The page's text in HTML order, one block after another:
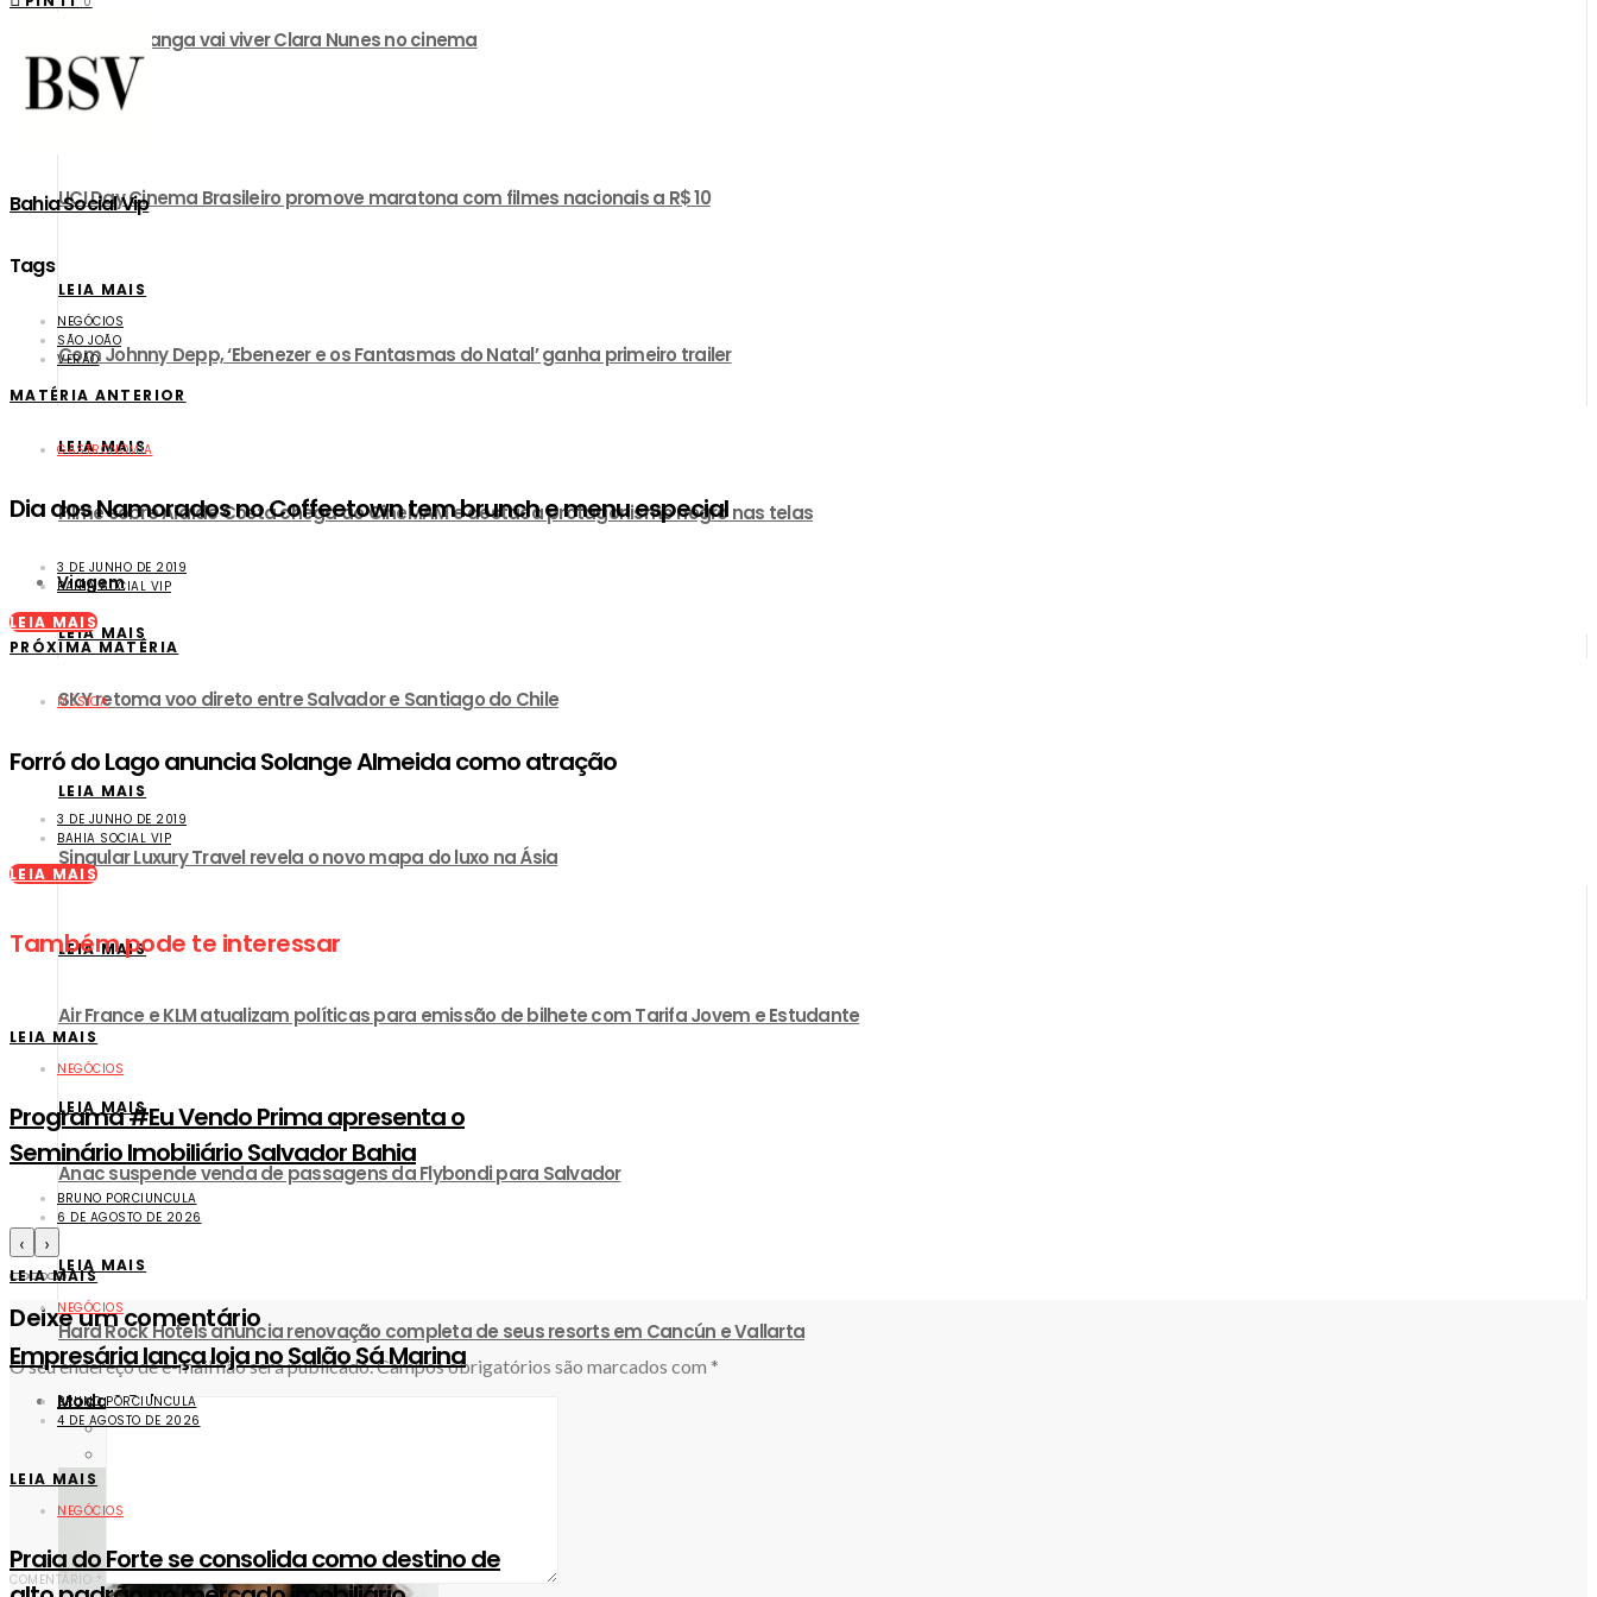
Camila Pitanga vai viver Clara Nunes no cinema
UCI Day Cinema Brasileiro promove maratona com filmes nacionais a R$ 10
LEIA MAIS
Com Johnny Depp, ‘Ebenezer e os Fantasmas do Natal’ ganha primeiro trailer
LEIA MAIS
Filme sobre Alaíde Costa chega ao CineMAM e destaca protagonismo negro nas telas
Viagem
LEIA MAIS
SKY retoma voo direto entre Salvador e Santiago do Chile
LEIA MAIS
Singular Luxury Travel revela o novo mapa do luxo na Ásia
LEIA MAIS
Air France e KLM atualizam políticas para emissão de bilhete com Tarifa Jovem e Estudante
LEIA MAIS
Anac suspende venda de passagens da Flybondi para Salvador
LEIA MAIS
Hard Rock Hotels anuncia renovação completa de seus resorts em Cancún e Vallarta
Moda & Beleza
Beleza
Bahia Social Vip
Tags
NEGÓCIOS
SÃO JOÃO
VERÃO
MATÉRIA ANTERIOR
GASTRONOMIA
Dia dos Namorados no Coffeetown tem brunch e menu especial
3 DE JUNHO DE 2019
BAHIA SOCIAL VIP
LEIA MAIS
PRÓXIMA MATÉRIA
MÚSICA
Forró do Lago anuncia Solange Almeida como atração
3 DE JUNHO DE 2019
BAHIA SOCIAL VIP
LEIA MAIS
Também pode te interessar
LEIA MAIS
NEGÓCIOS
Programa #Eu Vendo Prima apresenta o
Seminário Imobiliário Salvador Bahia
BRUNO PORCIUNCULA
6 DE AGOSTO DE 2026
LEIA MAIS
NEGÓCIOS
Empresária lança loja no Salão Sá Marina
BRUNO PORCIUNCULA
4 DE AGOSTO DE 2026
LEIA MAIS
NEGÓCIOS
Praia do Forte se consolida como destino de
‹ ›
Deixe um comentário
O seu endereço de e-mail não será publicado.Campos obrigatórios são marcados com *
COMENTÁRIO *